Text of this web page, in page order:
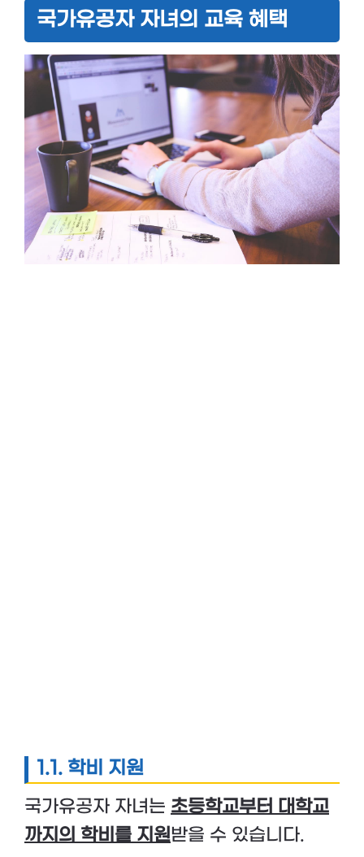
국가유공자 자녀의 교육 혜택
1.1. 학비 지원
국가유공자 자녀는 초등학교부터 대학교
까지의 학비를 지원받을 수 있습니다.